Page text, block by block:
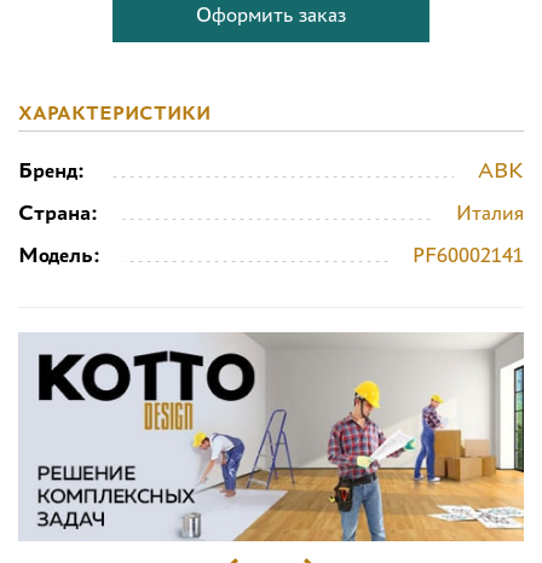
Оформить заказ
ХАРАКТЕРИСТИКИ
Бренд:
ABK
Страна:
Италия
Модель:
PF60002141